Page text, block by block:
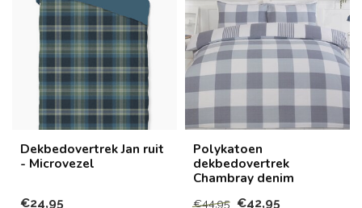
Dekbedovertrek Jan ruit
- Microvezel
€24,95
Polykatoen
dekbedovertrek
Chambray denim
€44,95 €42,95